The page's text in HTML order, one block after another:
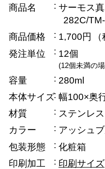
商品名
サーモス
282C/
商品価格
1,700円
発注単位
12個
(12個未満の
容量
280ml
本体サイズ 幅100×奥
材質
ステンレス
カラー
アッシュ
包装形態
化粧箱
印刷加工
印刷サイズ